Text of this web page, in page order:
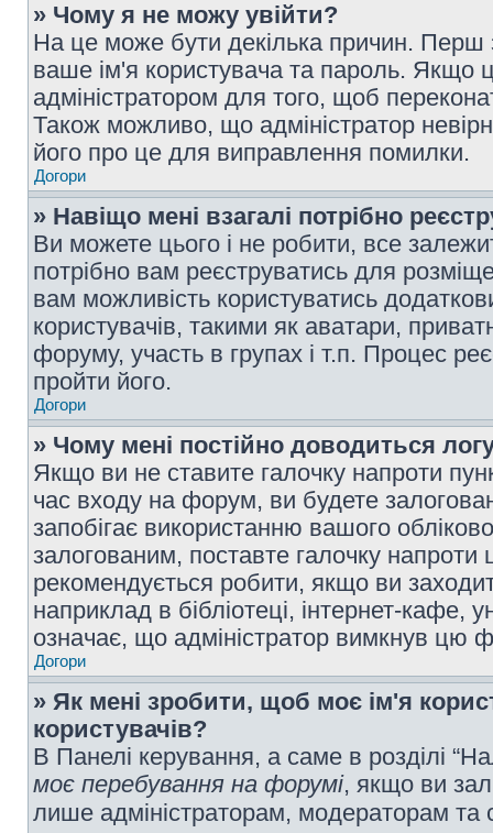
» Чому я не можу увійти?
На це може бути декілька причин. Перш
ваше ім'я користувача та пароль. Якщо
адміністратором для того, щоб
Також можливо, що адміністратор
його про це для виправлення помилки.
Догори
» Навіщо мені взагалі потрібно
Ви можете цього і не робити, все
потрібно вам реєструватись для
вам можливість користуватись
користувачів, такими як аватари,
форуму, участь в групах і т.п. Процес
пройти його.
Догори
» Чому мені постійно доводиться
Якщо ви не ставите галочку напроти
час входу на форум, ви будете
запобігає використанню вашого
залогованим, поставте галочку
рекомендується робити, якщо ви
наприклад в бібліотеці, інтернет-кафе,
означає, що адміністратор вимкнув цю
Догори
» Як мені зробити, щоб моє ім'я
користувачів?
В Панелі керування, а саме в розділі
моє перебування на форумі, якщо ви
лише адміністраторам, модераторам